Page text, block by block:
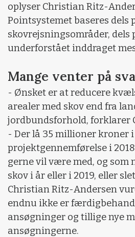
oplyser Christian Ritz-
Pointsystemet baseres dels
skovrejsningsområder, dels
underforstået inddraget
Mange venter på
- Ønsket er at reducere
arealer med skov end fra
jordbundsforhold, forklarer
- Der lå 35 millioner kroner
projektgennemførelse i
gerne vil være med, og som
skov i år eller i 2019, eller
Christian Ritz-Andersen
endnu ikke er
ansøgninger og tillige nye
ansøgningerne.